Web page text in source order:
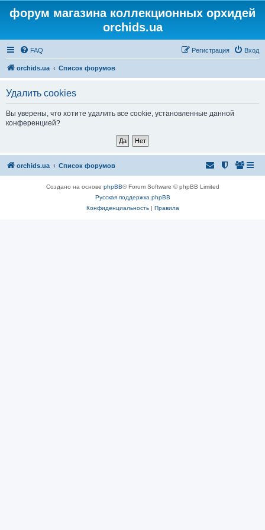
форум магазина коллекционных орхидей
orchids.ua
FAQ Вход
Регистрация
orchids.ua Список форумов
Удалить cookies
Вы уверены, что хотите удалить все cookie, установленные данной
конференцией?
orchids.ua Список форумов
Создано на основе phpBB® Forum Software © phpBB Limited
Русская поддержка phpBB
Конфиденциальность| Правила